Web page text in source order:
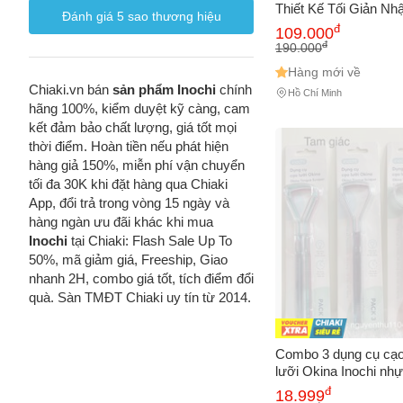
Đánh giá 5sao thương hiệu
Chiaki.vn bán sản phẩm Inochi chính
hãng 100%, kiểm duyệt kỹ càng, cam
kết đảm bảo chất lượng, giá tốt mọi
thời điểm. Hoàn tiền nếu phát hiện
hàng giả 150%, miễn phí vận chuyển
tối đa 30K khi đặt hàng qua Chiaki
App, đổi trả trong vòng 15 ngày và
hàng ngàn ưu đãi khác khi mua
Inochi tại Chiaki: Flash Sale Up To
50%, mã giảm giá, Freeship, Giao
nhanh 2H, combo giá tốt, tích điểm đổi
quà. Sàn TMĐT Chiaki uy tín từ 2014.
Thiết Kế Tối Giản
Trong Bếp, Nhà Tắm,
Diện Tích
109.000đ
190.000đ
Hàng mới về
Hồ Chí Minh
Combo 3 dụng cụ
lưỡi Okina Inochi
,cạo lưỡi inochi chính
18.999đ